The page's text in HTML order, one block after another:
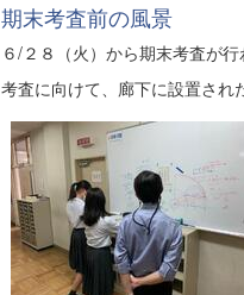
期末考査前の風景
６/２８（火）から期末考査が行
考査に向けて、廊下に設置され